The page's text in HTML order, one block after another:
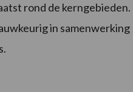
rond de kerngebieden.
in samenwerking